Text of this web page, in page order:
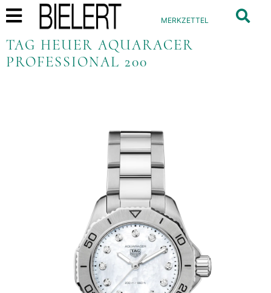
MERKZETTEL
TAG HEUER AQUARACER
PROFESSIONAL 200